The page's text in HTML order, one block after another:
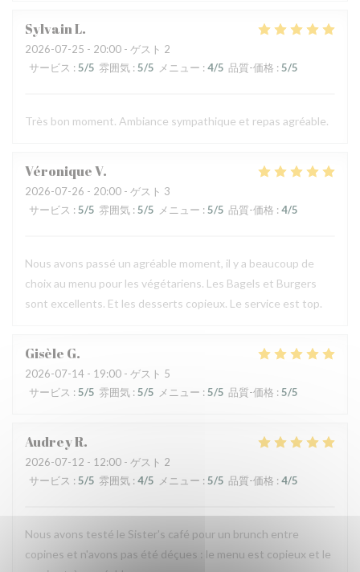
SylvainL
2026-07-25 - 20:00 - ゲスト 2
サービス : 5/5 雰囲気 : 5/5 メニュー : 4/5 品質-価格 : 5/5
Très bon moment. Ambiance sympathique et repas agréable.
VéroniqueV
2026-07-26 - 20:00 - ゲスト 3
サービス : 5/5 雰囲気 : 5/5 メニュー : 5/5 品質-価格 : 4/5
Nous avons passé un agréable moment, il y a beaucoup de
choix au menu pour les végétariens. Les Bagels et Burgers
sont excellents. Et les desserts copieux. Le service est top.
Gisèle G
2026-07-14 - 19:00 - ゲスト 5
サービス :5/5 雰囲気 :5/5 メニュー :5/5 品質-価格 :5/5
AudreyR
2026-07-12 - 12:00 - ゲスト 2
サービス : 5/5 雰囲気 : 4/5 メニュー : 5/5 品質-価格 : 4/5
Nous avons testé le Sister's café pour un brunch entre
copines et n'avons pas été déçues : le menu est copieux et le